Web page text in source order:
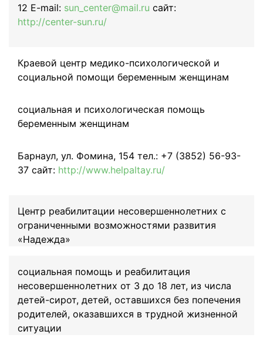
12 E-mail: sun_center@mail.ru сайт:
http://center-sun.ru/
Краевой центр медико-психологической и
социальной помощи беременным женщинам
социальная и психологическая помощь
беременным женщинам
Барнаул, ул. Фомина, 154 тел.: +7 (3852) 56-93-
37 сайт: http://www.helpaltay.ru/
Центр реабилитации несовершеннолетних с
ограниченными возможностями развития
«Надежда»
социальная помощь и реабилитация
несовершеннолетних от 3 до 18 лет, из числа
детей-сирот, детей, оставшихся без попечения
родителей, оказавшихся в трудной жизненной
ситуации